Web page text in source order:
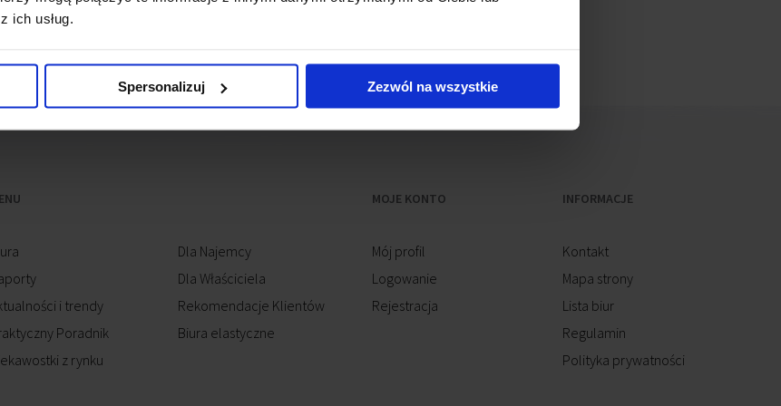
ich usług.
Spersonalizuj Zezwól na wszystkie
i trendy
Poradnik
z rynku
Dla Najemcy
Dla Właściciela
Rekomendacje Klientów
Biura elastyczne
MOJE KONTO
Mój profil
Logowanie
Rejestracja
INFORMACJE
Kontakt
Mapa strony
Lista biur
Regulamin
Polityka prywatności